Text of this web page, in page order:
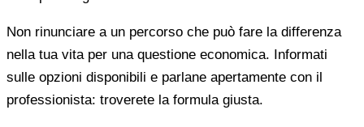
Non rinunciare a un percorso che può fare la differenza
nella tua vita per una questione economica. Informati
sulle opzioni disponibili e parlane apertamente con il
professionista: troverete la formula giusta.